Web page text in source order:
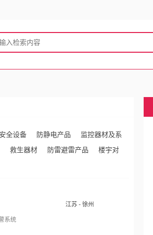
全设备 防静电产品
监控器材及系
救生器材 防雷避雷产品
楼宇对
江苏 - 徐州
系统